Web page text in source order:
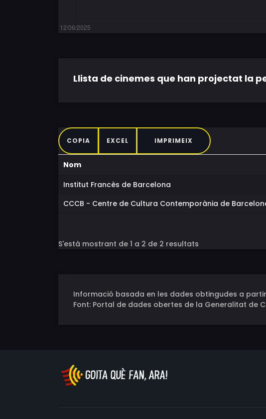
Llista de cinemes que han projectat la
COPIA EXCEL IMPRIMEIX
Nom
Institut Francès de Barcelona
CCCB - Centre de Cultura Contemporània de
S'està mostrant de 1 a 2 de 2 resultats
Informació basada en les dades obtingudes a
Font: Portal de dades obertes de la Generalitat de